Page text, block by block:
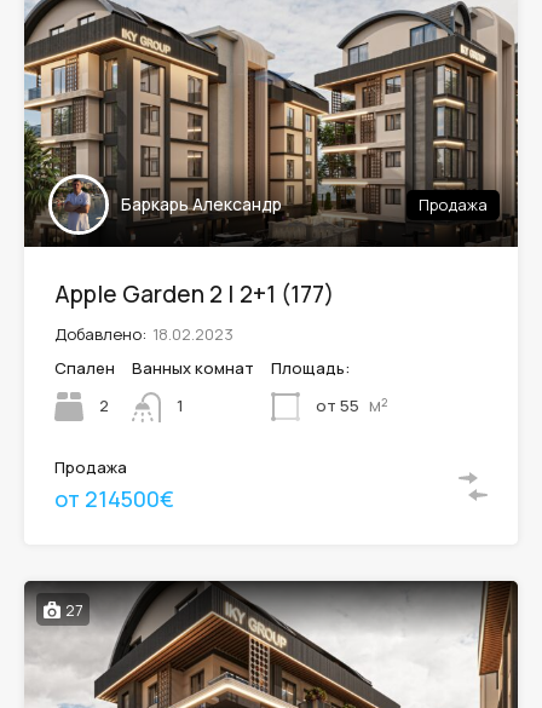
Баркарь Александр Продажа
Apple Garden 2 | 2+1 (177)
Добавлено: 18.02.2023
Спален
2
Ванных комнат
1
Площадь:
от 55 м²
Продажа
от 214500€
27